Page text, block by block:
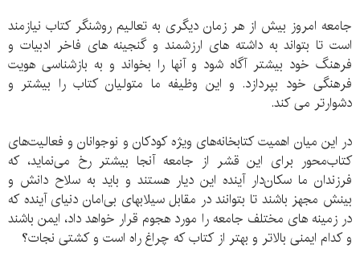
جامعه امروز بیش از هر زمان دیگری به تعالیم روشنگر کتاب نیازمند
است تا بتواند به داشته های ارزشمند و گنجینه های فاخر ادبیات و
فرهنگ خود بیشتر آگاه شود و آنها را بخواند و به بازشناسی هویت
فرهنگی خود بپردازد. و این وظیفه ما متولیان کتاب را بیشتر و
دشوارتر می کند.
در این میان اهمیت کتابخانه‌های ویژه کودکان و نوجوانان و فعالیت‌های
کتاب‌محور برای این قشر از جامعه آنجا بیشتر رخ می‌نماید، که
فرزندان ما سکان‌دار آینده این دیار هستند و باید به سلاح دانش و
بینش مجهز باشند تا بتوانند در مقابل سیلابهای بی‌امان دنیای آینده که
در زمینه های مختلف جامعه را مورد هجوم قرار خواهد داد، ایمن باشند
و کدام ایمنی بالاتر و بهتر از کتاب که چراغ راه است و کشتی نجات؟